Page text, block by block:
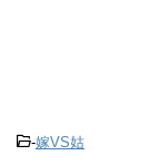
-嫁VS姑